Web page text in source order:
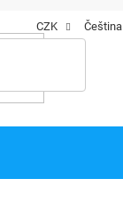
CZK Čeština